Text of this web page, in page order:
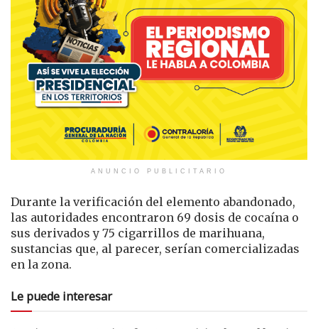
ANUNCIO PUBLICITARIO
Durante la verificación del elemento abandonado,
las autoridades encontraron 69 dosis de cocaína o
sus derivados y 75 cigarrillos de marihuana,
sustancias que, al parecer, serían comercializadas
en la zona.
Le puede interesar